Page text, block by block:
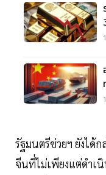
รัฐมนตรีช่วยฯ ยังได้ก
จีนที่ไม่เพียงแต่ดำเ